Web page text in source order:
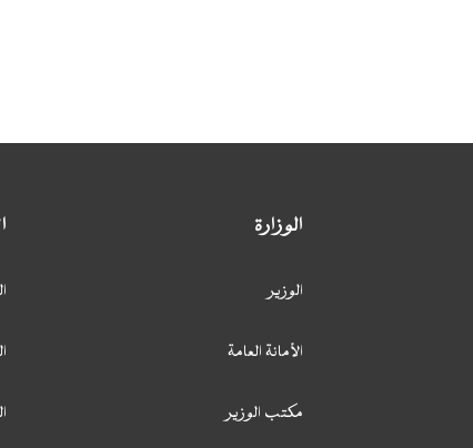
الوزارة
الوزير
الأمانة العامة
مكتب الوزير